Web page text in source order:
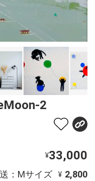
2
¥33,000
：Mサイズ ¥ 2,800